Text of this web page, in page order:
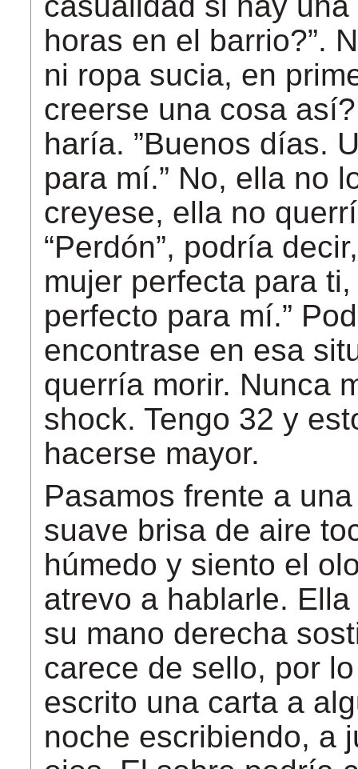
horas en el barrio?”.
ni ropa sucia, en
creerse una cosa
haría. ”Buenos días.
para mí.” No, ella no
creyese, ella no
“Perdón”, podría
mujer perfecta para
perfecto para mí.”
encontrase en esa
querría morir. Nunca
shock. Tengo 32 y
hacerse mayor.
Pasamos frente a
suave brisa de aire
húmedo y siento el
atrevo a hablarle.
su mano derecha
carece de sello, por
escrito una carta a
noche escribiendo, a